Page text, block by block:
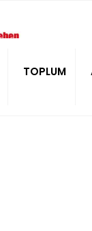
TOPLUM